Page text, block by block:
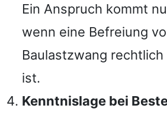
Ein Anspruch kommt
wenn eine Befreiung
Baulastzwang
ist.
Kenntnislage bei